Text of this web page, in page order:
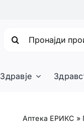
Здравје
Аптека ЕРИКС »